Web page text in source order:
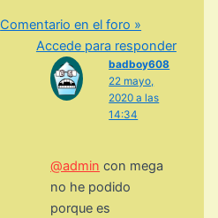
Comentario en el foro »
Accede para responder
badboy608
22 mayo,
2020 a las
14:34
@admin con mega
no he podido
porque es